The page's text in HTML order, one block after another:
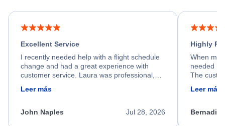
Excellent Service
I recently needed help with a flight schedule
change and had a great experience with
customer service. Laura was professional,
friendly, and very helpful throughout the
process. She quickly found a solution and
appreciate her excellent service.
Leer más
Jul 28, 2026
John Naples
Highly
When my
needed
The
calm,
Leer más